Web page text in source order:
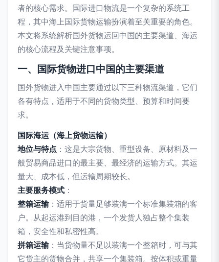
者的核心需求。国际进口物流是一个复杂的系统工
程，其中海上国际货物运输扮演着至关重要的角色。
本文将系统解析国外货物运回中国的主要渠道、海运
的核心流程及关键注意事项。
一、国际货物进口中国的主要渠道
国外货物进入中国主要通过以下三种物流渠道，它们
各有特点，适用于不同的货物类型、预算和时间要
求。
国际海运（海上货物运输）
地位与特点 ：这是大宗货物、重型设备、原材料及一
般贸易商品进口的最主要、最经济的运输方式。其运
量大、成本低，但运输周期较长。
主要服务模式 ：
整箱运输：适用于货量足够装满一个标准集装箱的客
户。从起运港到目的港，一个发货人独占整个集装
箱，安全性和私密性高。
拼箱运输：当货物量不足以装满一个整箱时，可与其
它货主的货物合并，共享一个集装箱。按体积或重量